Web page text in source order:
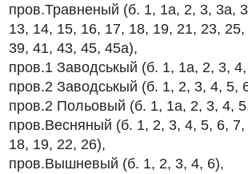
пров.Травненый (б. 1, 1а, 2, 3, 3а,
13, 14, 15, 16, 17, 18, 19, 21, 23,
39, 41, 43, 45, 45а),
пров.1 Заводськый (б. 1, 1а, 2, 3,
пров.2 Заводськый (б. 1, 2, 3, 4, 5,
пров.2 Польовый (б. 1, 1а, 2, 3, 4,
пров.Весняный (б. 1, 2, 3, 4, 5, 6,
18, 19, 22, 26),
пров.Вышневый (б. 1, 2, 3, 4, 6),